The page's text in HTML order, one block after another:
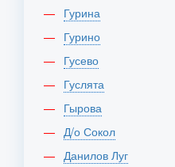
Гурина
Гурино
Гусево
Гуслята
Гырова
Д/о Сокол
Данилов Луг